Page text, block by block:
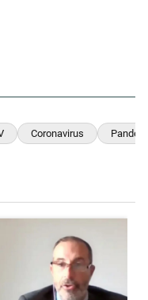
Coronavirus
"Irán nombró al ideólogo